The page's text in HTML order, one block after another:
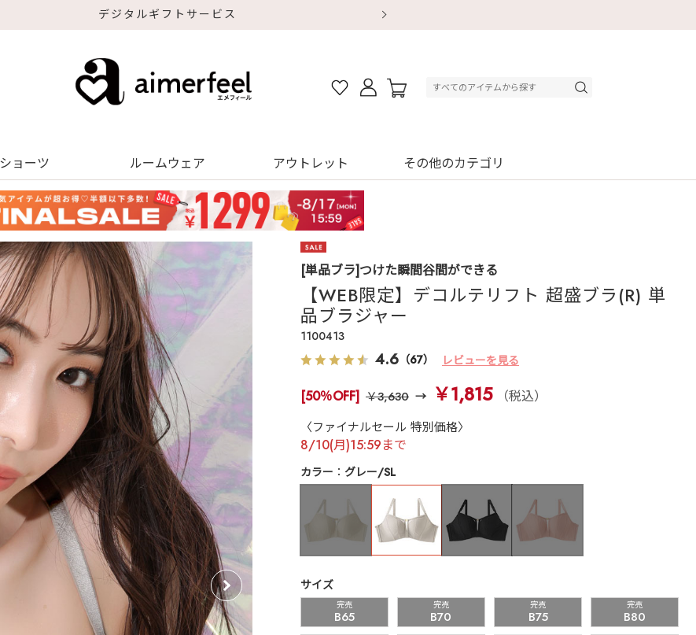
デジタルギフトサービス
ショーツ ルームウェア アウトレット その他のカテゴリ
[単品ブラ]つけた瞬間谷間ができる
【WEB限定】デコルテリフト 超盛ブラ(R) 単
品ブラジャー
1100413
4.6 （67） レビューを見る
[50％OFF] ￥3,630 ￥1,815 （税込）
〈ファイナルセール 特別価格〉
8/10(月)15:59まで
カラー グレー/SL
サイズ
完売
B65
完売
B70
完売
B75
完売
B80